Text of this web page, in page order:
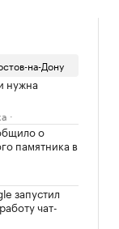
на-Дону
нужна
о
памятника в
запустил
чат-